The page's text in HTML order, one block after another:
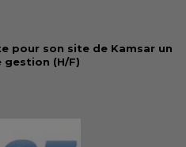
pour son site de Kamsar un
(H/F)